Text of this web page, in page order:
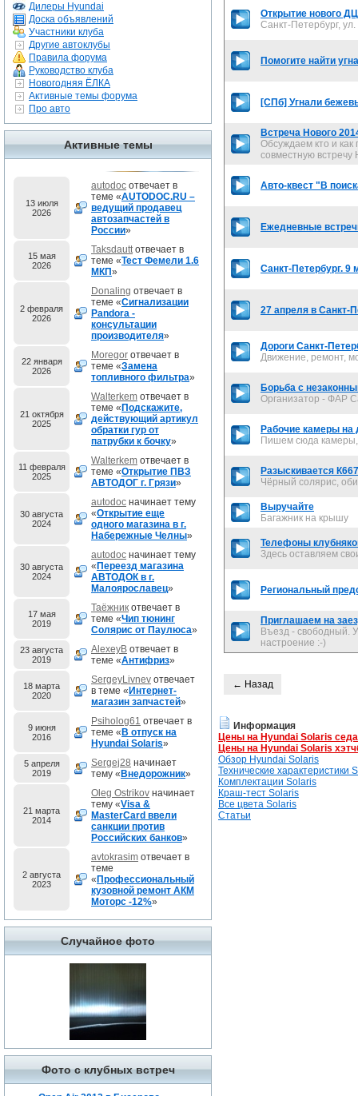
Дилеры Hyundai
Доска объявлений
Участники клуба
Другие автоклубы
Правила форума
Руководство клуба
Новогодняя ЁЛКА
Активные темы форума
Про авто
Активные темы
13 июля
2026
autodoc отвечает в
теме «AUTODOC.RU –
ведущий продавец
автозапчастей в
России»
15 мая
2026
Taksdauttотвечает в
теме «Тест Фемели 1.6
МКП»
2 февраля
2026
Donaling отвечает в
теме «Сигнализации
Pandora -
консультации
производителя»
22 января
2026
Moregor отвечает в
теме «Замена
топливного фильтра»
21 октября
2025
Walterkem отвечает в
теме « Подскажите,
действующий артикул
обратки гур от
патрубки к бочку»
11 февраля
2025
Walterkem отвечает в
теме «Открытие ПВЗ
АВТОДОГ г. Грязи»
30 августа
2024
autodoc начинает тему
«Открытие еще
одного магазина в г.
Набережные Челны»
30 августа
2024
autodoc начинает тему
« Переезд магазина
АВТОДОК в г.
Малоярославец»
17 мая
2019
Таёжник отвечает в
теме «Чип тюнинг
Солярис от Паулюса»
23 августа
2019
AlexeyB отвечает в
теме «Антифриз»
18 марта
2020
SergeyLivnev отвечает
в теме « Интернет-
магазин запчастей»
9 июня
2016
Psiholog61 отвечает в
теме « В отпуск на
Hyundai Solaris»
5 апреля
2019
Sergej28 начинает
тему « Внедорожник»
21 марта
2014
Oleg Ostrikov начинает
тему «Visa &
MasterCard ввели
санкции против
Российских банков»
2 августа
2023
avtokrasim отвечает в
теме
« Профессиональный
кузовной ремонт АКМ
Моторс -12%»
Случайное фото
Фото с клубных встреч
Открытие нового
Санкт-Петербург,
Помогите найти
[СПб] Угнали
Встреча Нового
Обсуждаем кто и
совместную встречу
Авто-квест "В
Ежедневные
Санкт-Петербург. 9
27 апреля в Санкт-
Дороги Санкт-
Движение, ремонт,
Борьба с
Организатор - ФАР
Рабочие камеры на
Пишем сюда камеры,
Разыскивается
Чёрный солярис,
Выручайте
Багажник на крышу
Телефоны
Здесь оставляем
Региональный
Приглашаем на
Въезд - свободный.
настроение :-)
← Назад
Информация
Цены на Hyundai Solaris
Цены на Hyundai Solaris
Обзор Hyundai Solaris
Технические характеристики
Комплектации Solaris
Краш-тест Solaris
Все цвета Solaris
Статьи